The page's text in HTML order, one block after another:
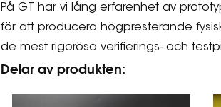
På GT har vi lång erfarenhet av
för att producera högpresterande
de mest rigorösa verifierings- och
Delar av produkten: